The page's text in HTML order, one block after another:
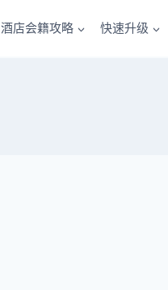
酒店会籍攻略 快速升级